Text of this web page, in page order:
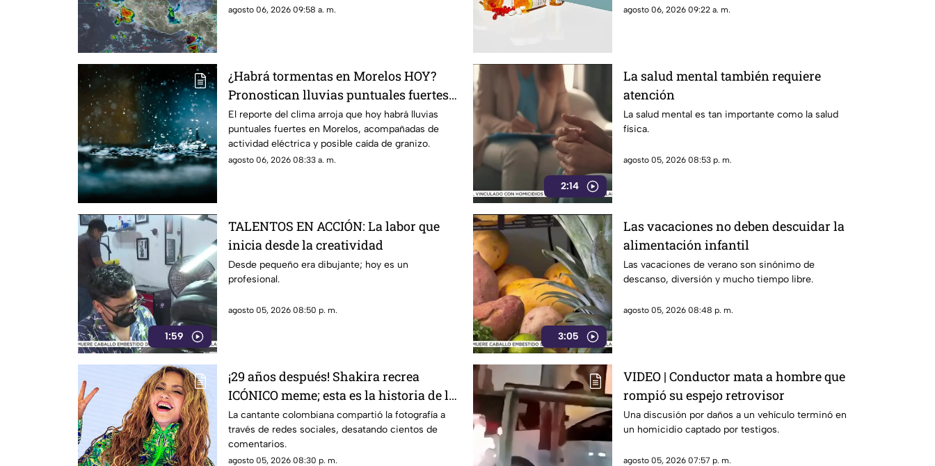
entidades afectadas.
agosto 06, 2026 09:58 a. m.
de padecer cáncer.
agosto 06, 2026 09:22 a. m.
¿Habrá tormentas en Morelos HOY?
Pronostican lluvias puntuales fuertes
con descargas eléctricas en estos
municipios
El reporte del clima arroja que hoy habrá lluvias
puntuales fuertes en Morelos, acompañadas de
actividad eléctrica y posible caída de granizo.
agosto 06, 2026 08:33 a. m.
2:14
La salud mental también requiere
atención
La salud mental es tan importante como la salud
física.
agosto 05, 2026 08:53 p. m.
1:59
TALENTOS EN ACCIÓN: La labor que
inicia desde la creatividad
Desde pequeño era dibujante; hoy es un
profesional.
agosto 05, 2026 08:50 p. m.
3:05
Las vacaciones no deben descuidar la
alimentación infantil
Las vacaciones de verano son sinónimo de
descanso, diversión y mucho tiempo libre.
agosto 05, 2026 08:48 p. m.
¡29 años después! Shakira recrea
ICÓNICO meme; esta es la historia de la
fotografía
La cantante colombiana compartió la fotografía a
través de redes sociales, desatando cientos de
comentarios.
agosto 05, 2026 08:30 p. m.
VIDEO | Conductor mata a hombre que
rompió su espejo retrovisor
Una discusión por daños a un vehículo terminó en
un homicidio captado por testigos.
agosto 05, 2026 07:57 p. m.